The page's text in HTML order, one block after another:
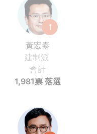
1
黃宏泰
建制派
會計
1,981票 落選